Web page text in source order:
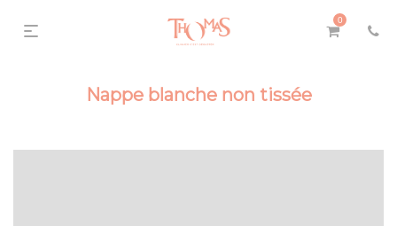
0
Nappe blanche non tissée